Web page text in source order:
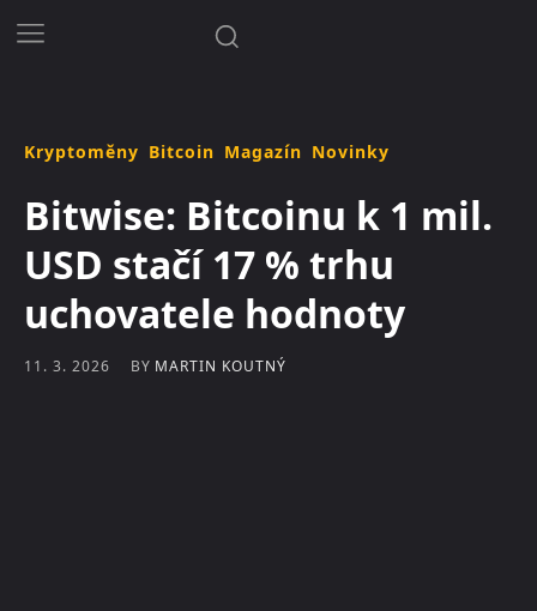
Kryptoměny Bitcoin Magazín Novinky
Bitwise: Bitcoinu k 1 mil.
USD stačí 17 % trhu
uchovatele hodnoty
11. 3. 2026 BY MARTIN KOUTNÝ